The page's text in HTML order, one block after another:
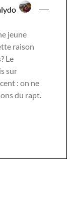
jeune
raison
Le
sur
: on ne
du rapt.